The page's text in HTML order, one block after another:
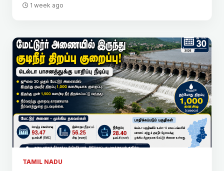
1 week ago
TAMIL NADU